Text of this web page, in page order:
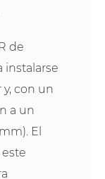
de
instalarse
con un
a un
El